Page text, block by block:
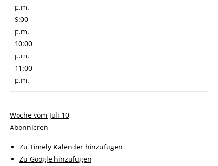
p.m.
9:00
p.m.
10:00
p.m.
11:00
p.m.
Woche vom Juli 10
Abonnieren
Zu Timely-Kalender hinzufügen
Zu Google hinzufügen